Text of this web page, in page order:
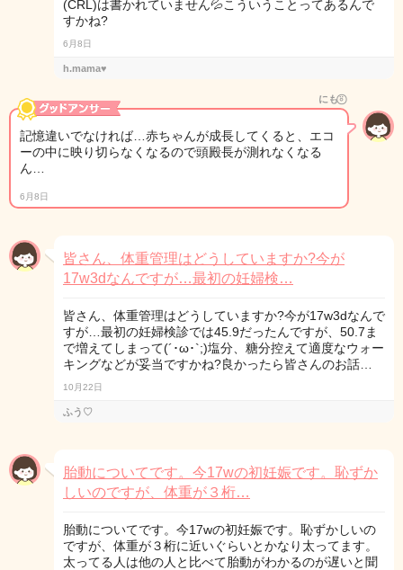
(CRL)は書かれていません💦こういうことってあるんで
すかね?
6月8日
h.mama♥︎
にも⍤⃝
記憶違いでなければ…赤ちゃんが成長してくると、エコ
ーの中に映り切らなくなるので頭殿長が測れなくなる
ん…
6月8日
皆さん、体重管理はどうしていますか?今が
17w3dなんですが…最初の妊婦検…
皆さん、体重管理はどうしていますか?今が17w3dなんで
すが…最初の妊婦検診では45.9だったんですが、50.7ま
で増えてしまって(´･ω･`;)塩分、糖分控えて適度なウォー
キングなどが妥当ですかね?良かったら皆さんのお話…
10月22日
ふう♡
胎動についてです。今17wの初妊娠です。恥ずか
しいのですが、体重が３桁…
胎動についてです。今17wの初妊娠です。恥ずかしいの
ですが、体重が３桁に近いぐらいとかなり太ってます。
太ってる人は他の人と比べて胎動がわかるのが遅いと聞